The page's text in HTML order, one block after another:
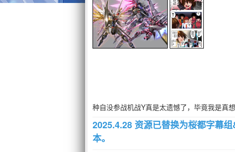
种自没参战机战Y真是太遗憾了，毕竟我是真
2025.4.28 资源已替换为桜都字幕
本。